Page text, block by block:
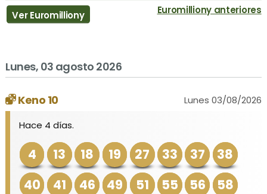
Ver Euromilliony Euromilliony anteriores
Lunes, 03 agosto 2026
Keno 10
Lunes 03/08/2026
Hace 4 días.
4 13 18 19 27 33 37
38
40
41 46 49 51 55 56
58